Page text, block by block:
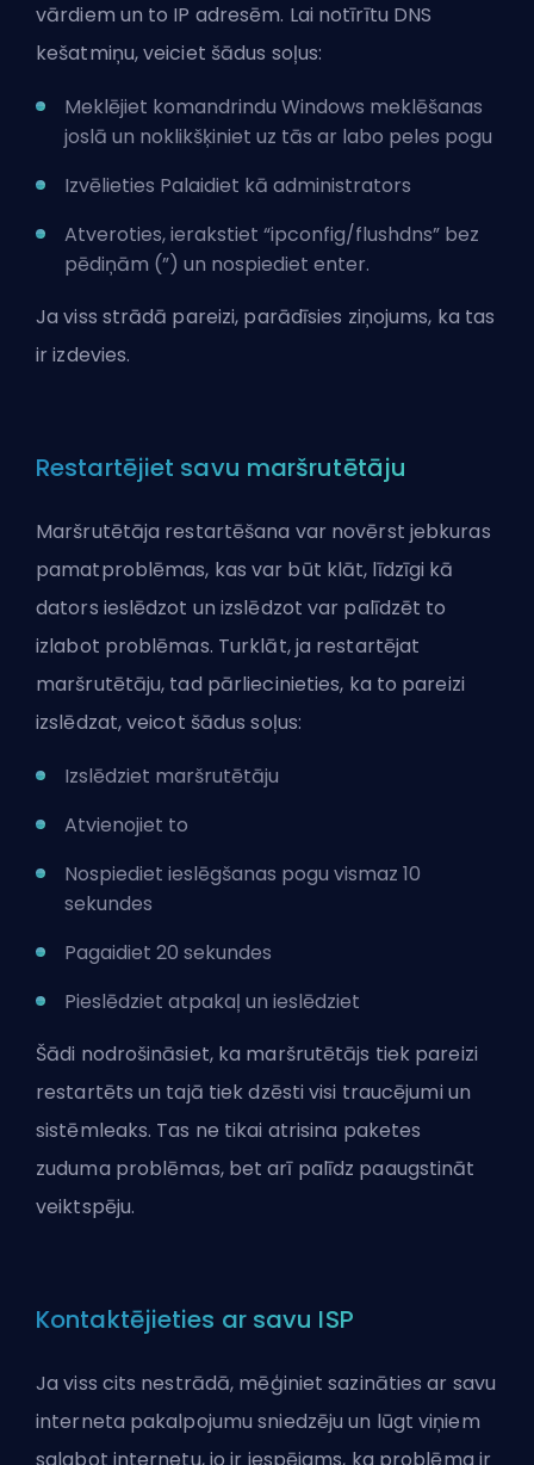
vārdiem un to IP adresēm. Lai notīrītu DNS
kešatmiņu, veiciet šādus soļus:
Meklējiet komandrindu Windows meklēšanas
joslā un noklikšķiniet uz tās ar labo peles pogu
Izvēlieties Palaidiet kā administrators
Atveroties, ierakstiet “ipconfig/flushdns” bez
pēdiņām (”) un nospiediet enter.
Ja viss strādā pareizi, parādīsies ziņojums, ka tas
ir izdevies.
Restartējiet savu maršrutētāju
Maršrutētāja restartēšana var novērst jebkuras
pamatproblēmas, kas var būt klāt, līdzīgi kā
dators ieslēdzot un izslēdzot var palīdzēt to
izlabot problēmas. Turklāt, ja restartējat
maršrutētāju, tad pārliecinieties, ka to pareizi
izslēdzat, veicot šādus soļus:
Izslēdziet maršrutētāju
Atvienojiet to
Nospiediet ieslēgšanas pogu vismaz 10
sekundes
Pagaidiet 20 sekundes
Pieslēdziet atpakaļ un ieslēdziet
Šādi nodrošināsiet, ka maršrutētājs tiek pareizi
restartēts un tajā tiek dzēsti visi traucējumi un
sistēmleaks. Tas ne tikai atrisina paketes
zuduma problēmas, bet arī palīdz paaugstināt
veiktspēju.
Kontaktējieties ar savu ISP
Ja viss cits nestrādā, mēģiniet sazināties ar savu
interneta pakalpojumu sniedzēju un lūgt viņiem